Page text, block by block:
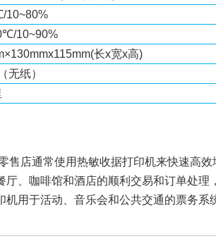
10~80%
10~90%
长x宽x高)
无纸）
售店通常使用热敏收据打印机来快速高效
、咖啡馆和酒店的顺利交易和订单处理
用于活动、音乐会和公共交通的票务系